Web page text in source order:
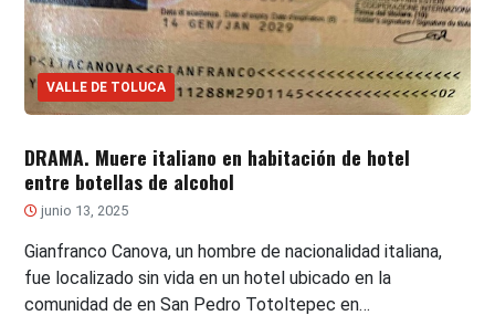
VALLE DE TOLUCA
DRAMA. Muere italiano en habitación de hotel
entre botellas de alcohol
junio 13, 2025
Gianfranco Canova, un hombre de nacionalidad italiana,
fue localizado sin vida en un hotel ubicado en la
comunidad de en San Pedro Totoltepec en…